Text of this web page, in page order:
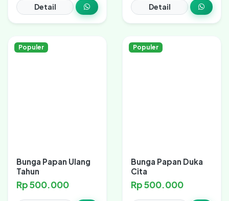
Detail Detail
Populer
Bunga Papan Ulang
Tahun
Rp 500.000
Populer
Bunga Papan Duka
Cita
Rp 500.000